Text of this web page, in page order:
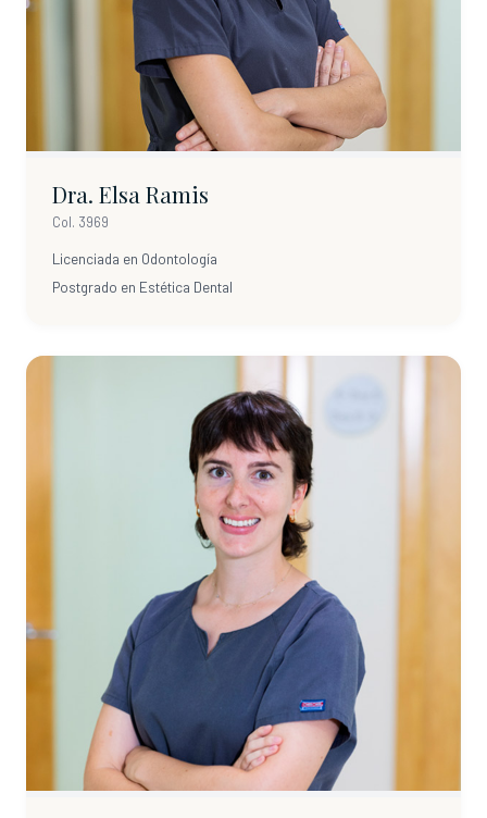
Dra. Elsa Ramis
Col. 3969
Licenciada en Odontología
Postgrado en Estética Dental